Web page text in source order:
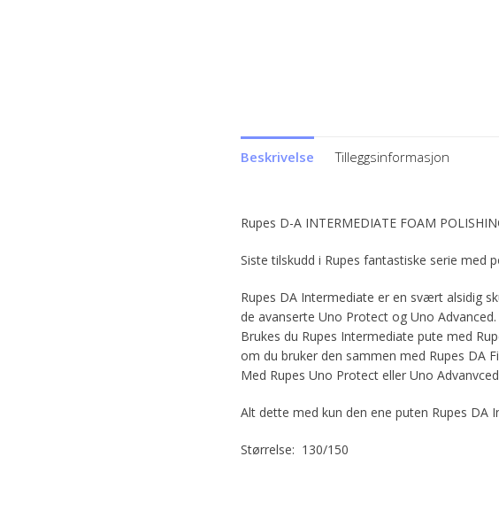
Beskrivelse Tilleggsinformasjon
Rupes D-A INTERMEDIATE FOAM
Siste tilskudd i Rupes fantastiske serie med
Rupes DA Intermediate er en svært alsidig
de avanserte Uno Protect og Uno Advanced.
Brukes du Rupes Intermediate pute med
om du bruker den sammen med Rupes DA
Med Rupes Uno Protect eller Uno
Alt dette med kun den ene puten Rupes DA
Størrelse: 130/150